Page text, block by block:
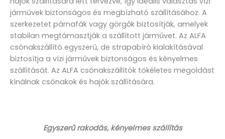
járművek biztonságos és megbízható szállításához. A
szerkezetet párnafák vagy görgők biztosítják, amelyek
stabilan megtámasztják a szállított járművet. Az ALFA
csónakszállító egyszerű, de strapabíró kialakításával
biztosítja a vízi járművek biztonságos és kényelmes
szállítását. Az ALFA csónakszállítók tökéletes megoldást
kínálnak csónakok és hajók szállítására.
Egyszerű rakodás, kényelmes szállítás